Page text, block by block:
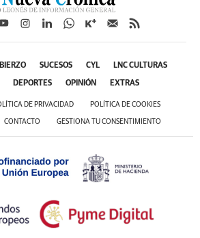
SUCESOS CYL LNC CULTURAS
DEPORTES OPINIÓN EXTRAS
DE PRIVACIDAD POLÍTICA DE COOKIES
CONTACTO GESTIONA TU CONSENTIMIENTO